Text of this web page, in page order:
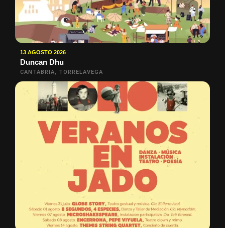
13 AGOSTO 2026
Duncan Dhu
CANTABRIA, TORRELAVEGA